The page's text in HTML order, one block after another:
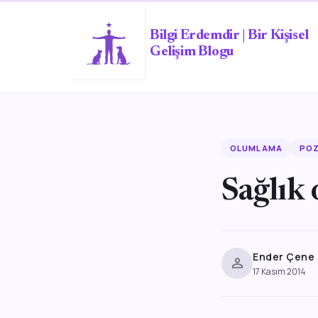
Bilgi Erdemdir | Bir Kişisel
Gelişim Blogu
OLUMLAMA
Sağlık
person Ender Çene
17 Kasım 2014